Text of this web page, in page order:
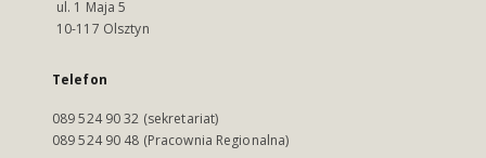
ul. 1 Maja 5
10-117 Olsztyn
Telefon
089 524 90 32 (sekretariat)
089 524 90 48 (Pracownia Regionalna)